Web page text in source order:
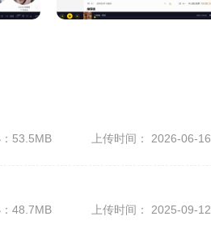
53.5MB 上传时间： 2026-06-16
48.7MB 上传时间： 2025-09-12